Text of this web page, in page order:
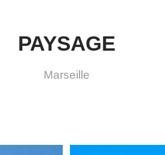
PAYSAGE
Marseille
PAYSAGE
Marseille